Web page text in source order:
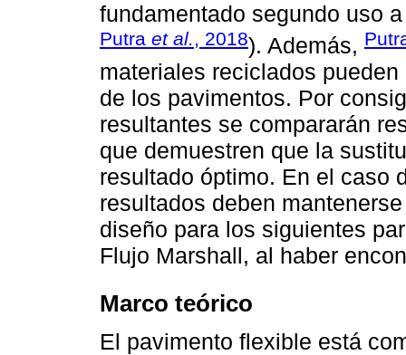
fundamentado segundo uso
Putra et al., 2018). Además,
materiales reciclados
de los pavimentos. Por
resultantes se compararán
que demuestren que la
resultado óptimo. En el caso
resultados deben
diseño para los siguientes
Flujo Marshall, al haber
Marco teórico
El pavimento flexible está